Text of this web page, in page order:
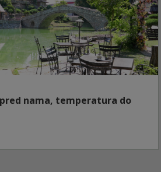
nama, temperatura do